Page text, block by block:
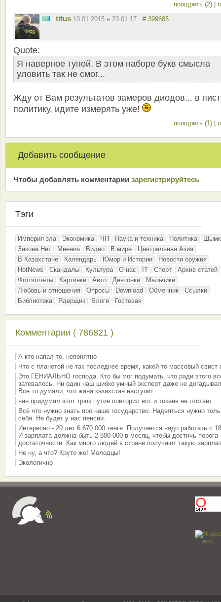
поощрить (2)
titus 13.01.2015 в 23:01:17 # 399685
Quote:
Я наверное тупой. В этом наборе букв смысла
уловить так не смог...
Жду от Вам результатов замеров диодов... в
политику, идите измерять уже!
поощрить (1)
Добавить сообщение
Чтобы добавлять комментарии зарeгиcтрирyйтeсь
Тэги
Империя зла Экономика ЧП Наука и техника Политика
Закона.Нет
Мнения Видео В мире
Центральная Азия
В Казахстане
Календарь Юмор и Истории
Новости оружия
HotNews
Скандалы Культура О нас IT Спорт
Архив статей
Фотоотчёты
Картинки Авто Девчонки
Мальчики
Любовь и отношения
Опросы Download Обменник
Ссылки
Библиотека
Ядерщик Блоги Гостевая
Комментарии ( 786821 )
А кто напал то, непонятно
Что с планетой не так последнее время, какой-то массовый свист
Это ГЕНИАЛЬНО господа. Кто бы мог подумать, что ради этого
затевалось. Ни один наш шибко умный эксперт даже не
Все то думали, что жана казахстан наступит
нан придумал этот трюк путин повторил вот и токаев не отстает
Всё что нужно знать про наше государство. Надеяться нужно
себя. Не будет у нас пенсии.
Интересно - 20 лет 6 670 000 тенге. Получается надо работать с
И зарплата должна быть 2 800 000 в месяц, чтобы достичь порога
достаточности. Как много людей в стране получают такую
Не ну, а что? Круто же! Молодцы!
Экологично